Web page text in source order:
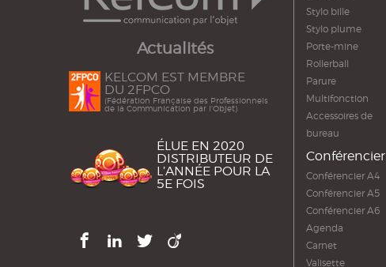
Actualités
KELCOM EST MEMBRE
DU 2FPCO
(Fédération Française des Professionnels
de la Communication par l'Objet)
ÉLUE EN 2020
DISTRIBUTEUR DE
L’ANNÉE POUR LA
5E FOIS
Stylo bille
Stylo plume
Porte-mine
Rollerball
Parure
Multifonction
Accessoires de
bureau
Conférencier
Conférencier A4
Conférencier A5
Conférencier A6
Agenda
Carnet
Valisette